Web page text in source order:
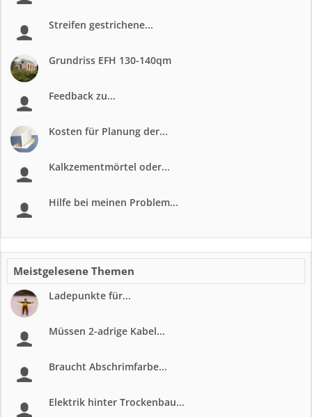
Streifen gestrichene...
Grundriss EFH 130-140qm
Feedback zu...
Kosten für Planung der...
Kalkzementmörtel oder...
Hilfe bei meinen Problem...
Meistgelesene Themen
Ladepunkte für...
Müssen 2-adrige Kabel...
Braucht Abschrimfarbe...
Elektrik hinter Trockenbau...